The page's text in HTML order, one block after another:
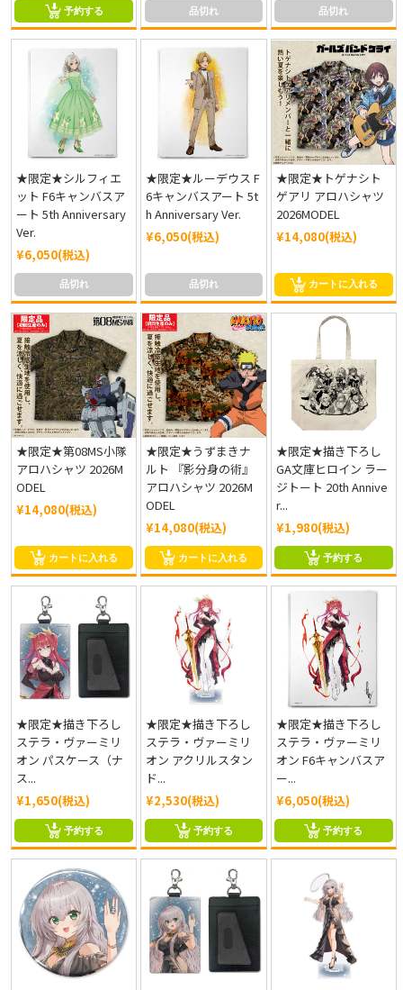
予約する 品切れ 品切れ
★限定★シルフィエ
ット F6キャンバスア
ート 5th Anniversary
Ver.
¥6,050(税込)
品切れ
★限定★ルーデウス F
6キャンバスアート 5t
h Anniversary Ver.
¥6,050(税込)
品切れ
★限定★トゲナシト
ゲアリ アロハシャツ
2026MODEL
¥14,080(税込)
カートに入れる
★限定★第08MS小隊
アロハシャツ 2026M
ODEL
¥14,080(税込)
カートに入れる
★限定★うずまきナ
ルト 『影分身の術』
アロハシャツ 2026M
ODEL
¥14,080(税込)
カートに入れる
★限定★描き下ろし
GA文庫ヒロイン ラー
ジトート 20th Annive
r...
¥1,980(税込)
予約する
★限定★描き下ろし
ステラ・ヴァーミリ
オン パスケース（ナ
ス...
¥1,650(税込)
予約する
★限定★描き下ろし
ステラ・ヴァーミリ
オン アクリルスタン
ド...
¥2,530(税込)
予約する
★限定★描き下ろし
ステラ・ヴァーミリ
オン F6キャンバスア
ー...
¥6,050(税込)
予約する